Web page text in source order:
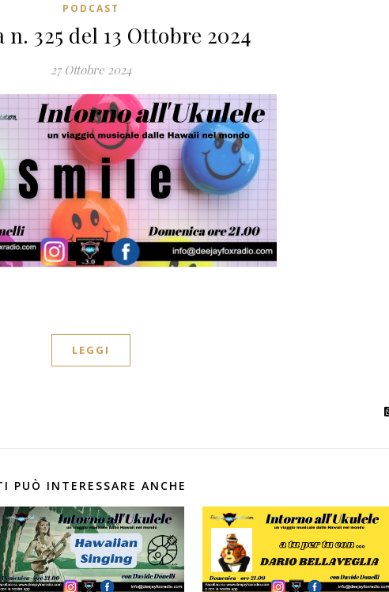
PODCAST
n. 325 del 13 Ottobre 2024
27 Ottobre 2024
LEGGI
PUÒ INTERESSARE ANCHE